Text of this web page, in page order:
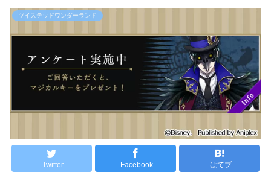
ツイステッドワンダーランド
Twitter Facebook はてブ